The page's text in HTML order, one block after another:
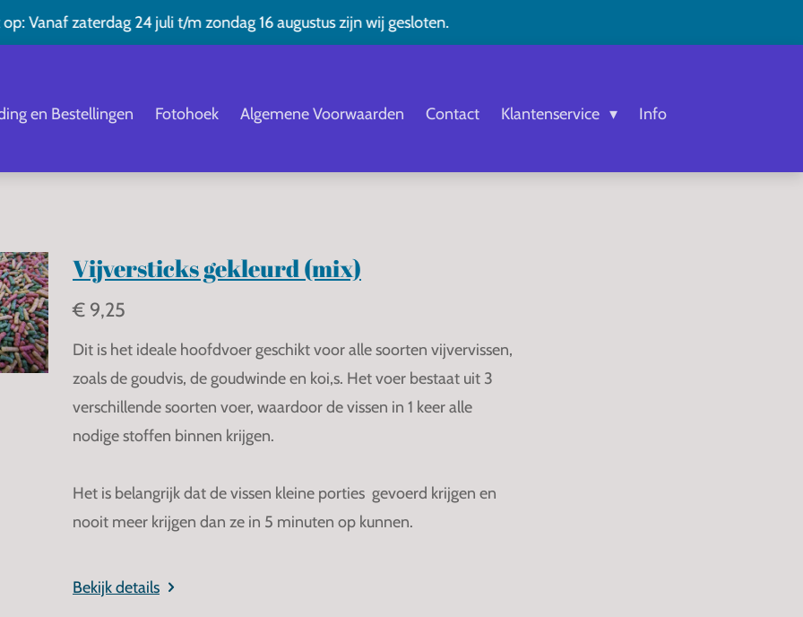
op: Vanaf zaterdag 24 juli t/m zondag 16 augustus zijn wij gesloten.
en Bestellingen Fotohoek Algemene Voorwaarden Contact Klantenservice Info
Vijversticks gekleurd (mix)
€ 9,25
Dit is het ideale hoofdvoer geschikt voor alle soorten vijvervissen,
zoals de goudvis, de goudwinde en koi,s. Het voer bestaat uit 3
verschillende soorten voer, waardoor de vissen in 1 keer alle
nodige stoffen binnen krijgen.
Het is belangrijk dat de vissen kleine porties gevoerd krijgen en
nooit meer krijgen dan ze in 5 minuten op kunnen.
Bekijk details